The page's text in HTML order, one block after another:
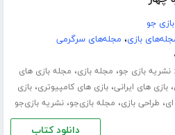
جو
بازی، مجله‌های سرگرمی
نشریه بازی جو، مجله بازی، مجله بازی های
،بازی های ایرانی،بازی های کامپیوتری،بازی
، طراحی بازی، مجله بازی‌جو،نشریه بازی‌جو
دانلود کتاب